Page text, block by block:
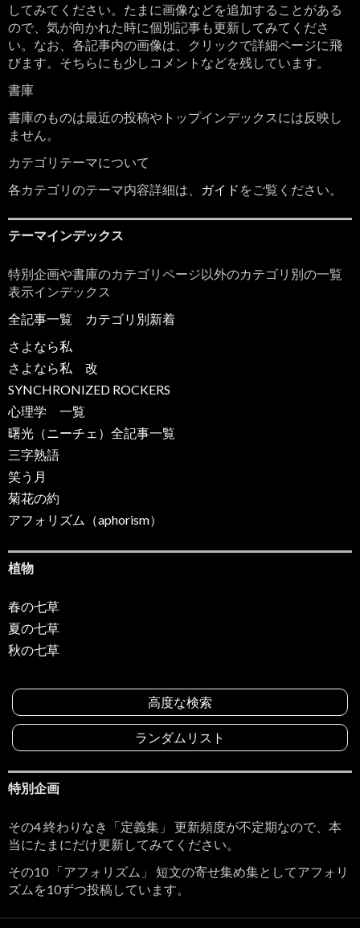
してみてください。たまに画像などを追加することがある
ので、気が向かれた時に個別記事も更新してみてくださ
い。なお、各記事内の画像は、クリックで詳細ページに飛
びます。そちらにも少しコメントなどを残しています。
書庫
書庫のものは最近の投稿やトップインデックスには反映し
ません。
カテゴリテーマについて
各カテゴリのテーマ内容詳細は、
ガイド をご覧ください。
テーマインデックス
特別企画や書庫のカテゴリページ以外のカテゴリ別の一覧
表示インデックス
全記事一覧
カテゴリ別新着
さよなら私
さよなら私 改
SYNCHRONIZED ROCKERS
心理学 一覧
曙光（ニーチェ）全記事一覧
三字熟語
笑う月
菊花の約
アフォリズム（aphorism）
植物
春の七草
夏の七草
秋の七草
高度な検索
ランダムリスト
特別企画
その4 終わりなき「定義集」 更新頻度が不定期なので、本
当にたまにだけ更新してみてください。
その10 「アフォリズム」 短文の寄せ集め集としてアフォリ
ズムを10ずつ投稿しています。